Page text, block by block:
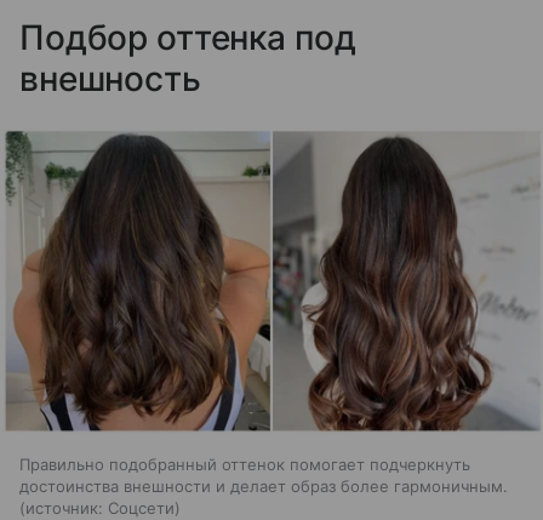
Подбор оттенка под
внешность
Правильно подобранный оттенок помогает подчеркнуть
достоинства внешности и делает образ более гармоничным.
источник: Соцсети